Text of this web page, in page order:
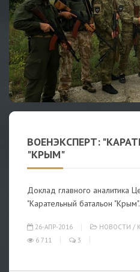
ВОЕНЭКСПЕРТ:
"КРЫМ"
Доклад главного аналитика
"Карательный батальон "Крым".
26-АПР-2016 НОВОСТИ /
6 711
3